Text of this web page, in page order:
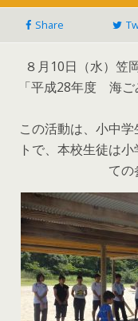
Share
８月10日（水）笠
「平成28年度 海
この活動は、小中
トで、本校生徒は
ての